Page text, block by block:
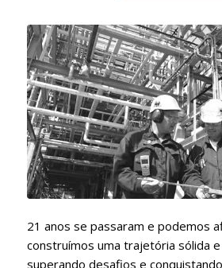
21 anos se passaram e podemos
construímos uma trajetória sólida
superando desafios e